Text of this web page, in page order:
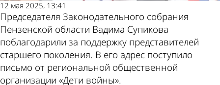
12 мая 2025, 13:41
Председателя Законодательного собрания
Пензенской области Вадима Супикова
поблагодарили за поддержку представителей
старшего поколения. В его адрес поступило
письмо от региональной общественной
организации «Дети войны».